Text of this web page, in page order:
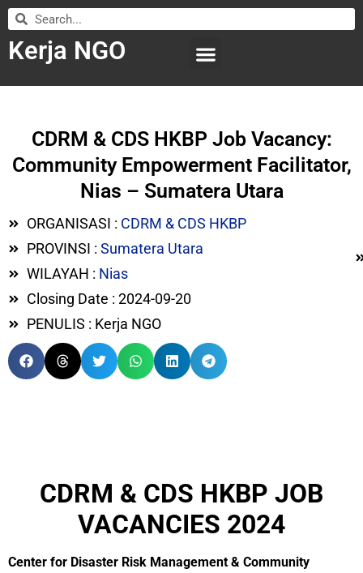
Kerja NGO
CDRM & CDS HKBP Job Vacancy:
Community Empowerment Facilitator,
Nias – Sumatera Utara
ORGANISASI : CDRM & CDS HKBP
PROVINSI : Sumatera Utara
WILAYAH : Nias
Closing Date : 2024-09-20
PENULIS : Kerja NGO
CDRM & CDS HKBP JOB
VACANCIES 2024
Center for Disaster Risk Management & Community